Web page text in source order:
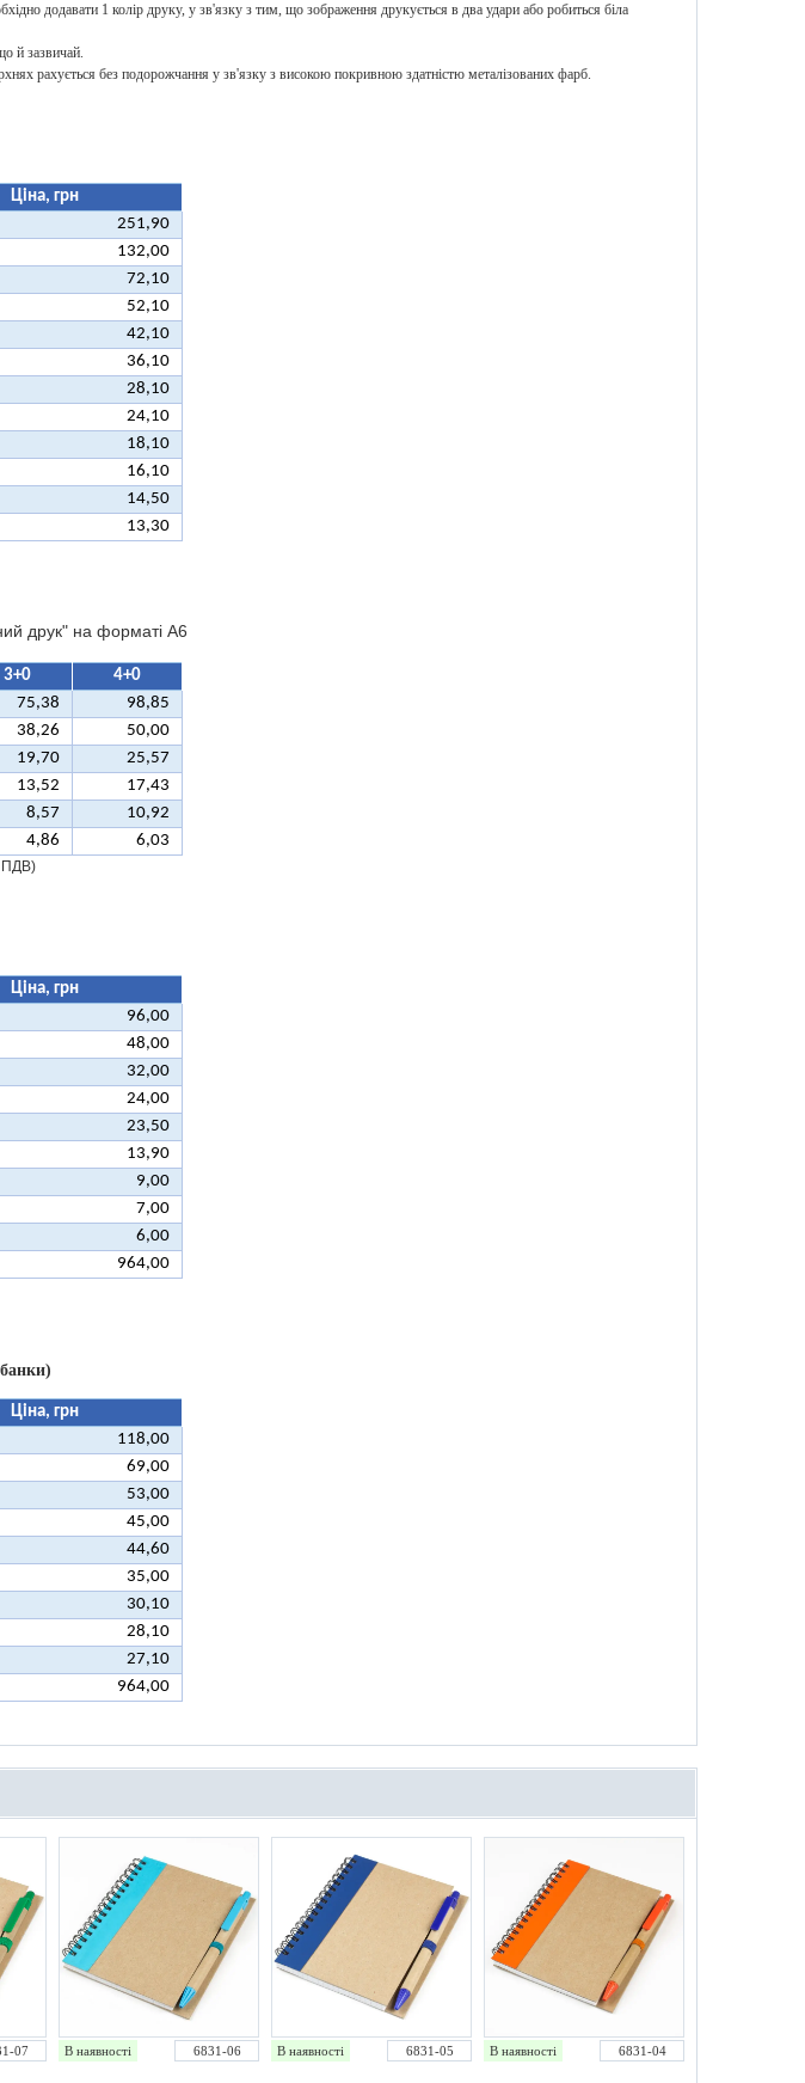
додавати 1 колір друку, у зв'язку з тим, що зображення друкується в два удари або робиться біла
й зазвичай.
без подорожчання у зв'язку з високою покривною здатністю металізованих фарб.
Ціна, грн
251,90
132,00
72,10
52,10
42,10
36,10
28,10
24,10
18,10
16,10
14,50
13,30
друк" на форматі A6
3+0
4+0
75,38
98,85
38,26
50,00
19,70
25,57
13,52
17,43
8,57
10,92
4,86 6,03
ПДВ)
Ціна, грн
96,00
48,00
32,00
24,00
23,50
13,90
9,00
7,00
6,00
964,00
Ціна, грн
118,00
69,00
53,00
45,00
44,60
35,00
30,10
28,10
27,10
964,00
07 В наявності 6831-06 В наявності 6831-05 В наявності 6831-04